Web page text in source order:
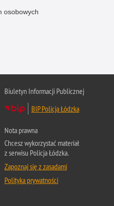
osobowych
Biuletyn Informacji Publicznej
BIP Policja Łódzka
Nota prawna
Chcesz wykorzystać materiał
z serwisu Policja Łódzka.
Zapoznaj się z zasadami
Polityka prywatności